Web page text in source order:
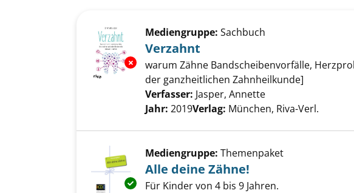
Exemplar-Details von Verzahnt anzeigen
Mediengruppe: Sachbuch
Verzahnt
warum Zähne Bandscheibenvorfälle,
der ganzheitlichen Zahnheilkunde]
Verfasser: Jasper, Annette
Jahr: 2019Verlag: München, Riva-Verl.
Exemplar-Details von Alle deine Zähne! anzeigen
Mediengruppe: Themenpaket
Alle deine Zähne!
Für Kinder von 4 bis 9 Jahren.